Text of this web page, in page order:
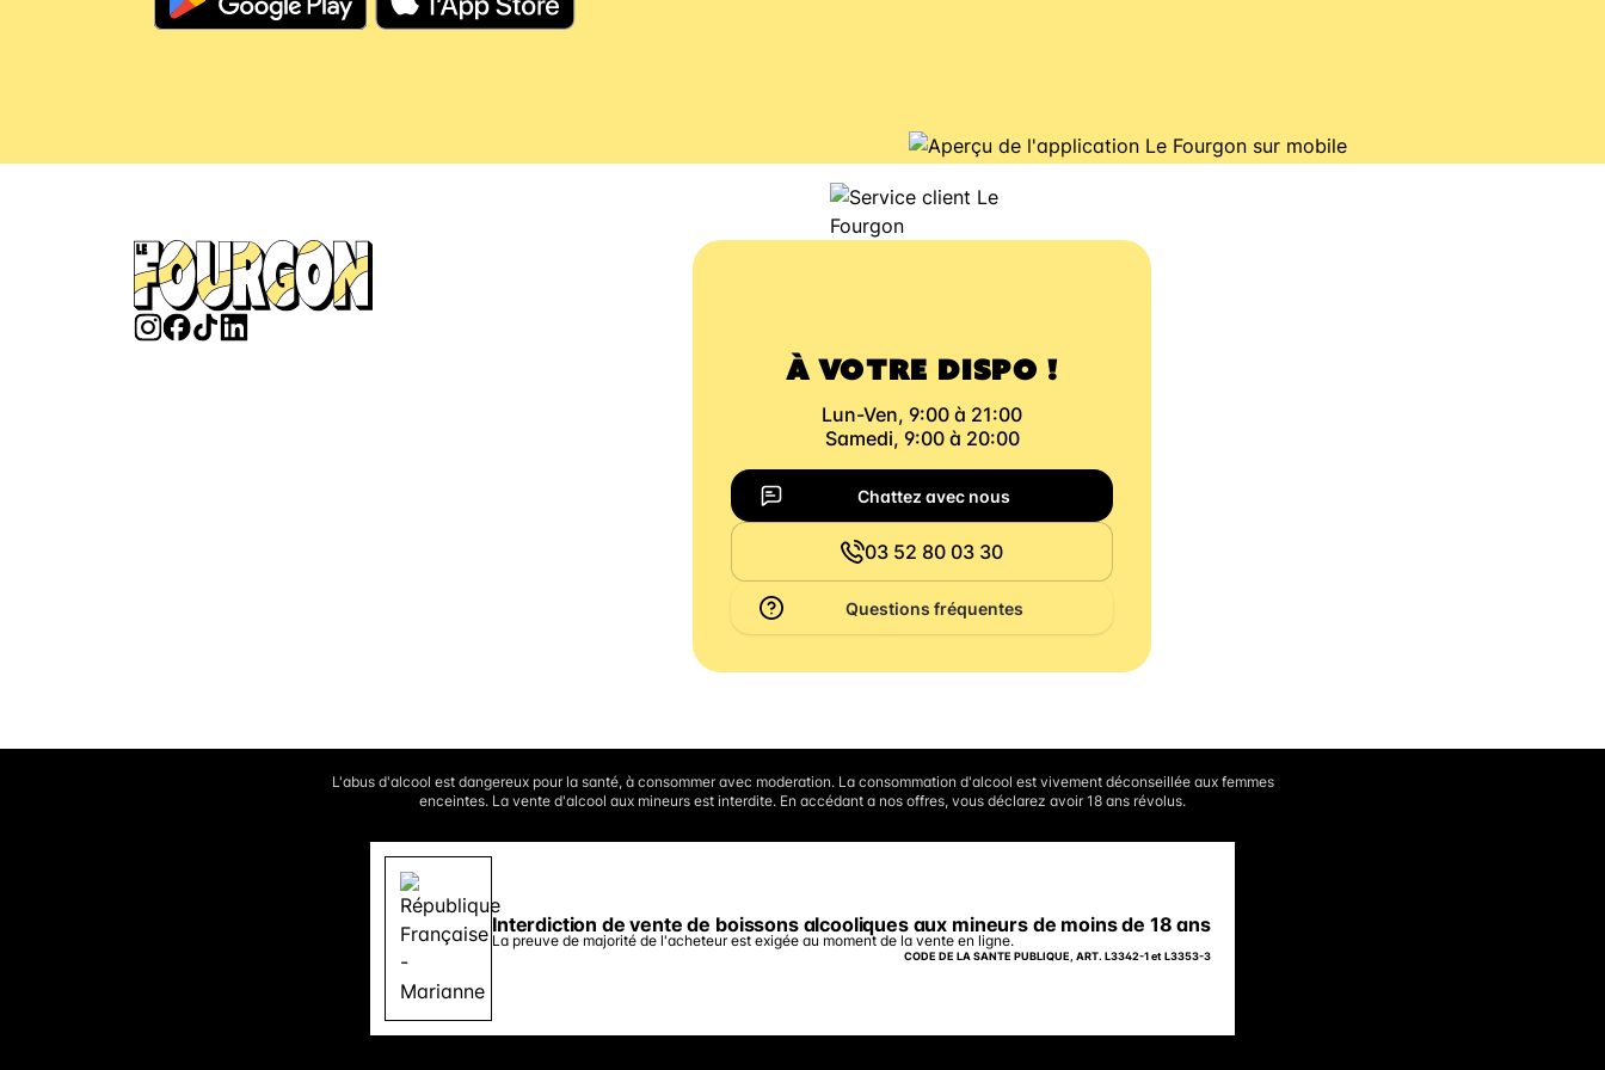
À VOTRE DISPO !
Lun-Ven, 9:00 à 21:00
Samedi, 9:00 à 20:00
Chattez avec nous
03 52 80 03 30
Questions fréquentes
L'abus d'alcool est dangereux pour la santé, à consommer avec moderation. La consommation d'alcool est vivement déconseillée aux femmes
enceintes. La vente d'alcool aux mineurs est interdite. En accédant a nos offres, vous déclarez avoir 18 ans révolus.
Interdiction de vente de boissons alcooliques aux mineurs de moins de 18 ans
La preuve de majorité de l'acheteur est exigée au moment de la vente en ligne.
CODE DE LA SANTE PUBLIQUE, ART. L3342-1 et L3353-3